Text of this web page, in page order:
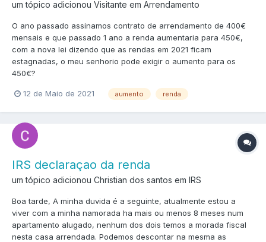
um tópico adicionou Visitante em Arrendamento
O ano passado assinamos contrato de arrendamento de 400€
mensais e que passado 1 ano a renda aumentaria para 450€,
com a nova lei dizendo que as rendas em 2021 ficam
estagnadas, o meu senhorio pode exigir o aumento para os
450€?
12 de Maio de 2021 aumento renda
IRS declaraçao da renda
um tópico adicionou Christian dos santos em IRS
Boa tarde, A minha duvida é a seguinte, atualmente estou a
viver com a minha namorada ha mais ou menos 8 meses num
apartamento alugado, nenhum dos dois temos a morada fiscal
nesta casa arrendada. Podemos descontar na mesma as